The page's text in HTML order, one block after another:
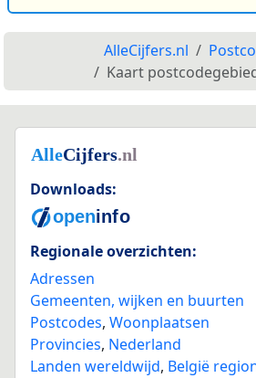
AlleCijfers.nl
Kaart
Downloads:
Regionale overzichten:
Adressen
Gemeenten, wijken en buurten
Postcodes, Woonplaatsen
Provincies, Nederland
Landen wereldwijd, België